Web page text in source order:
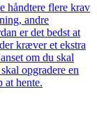
håndtere flere krav
andre
er det bedst at
kræver et ekstra
om du skal
opgradere en
at hente.